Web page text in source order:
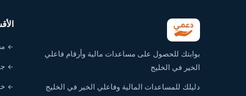
بوابتك للحصول على مساعدات مالية وأرقام فاعلي
الخير في الخليج
دليلك للمساعدات المالية وفاعلي الخير في الخليج